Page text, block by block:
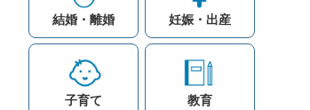
結婚・離婚 妊娠・出産
子育て 教育